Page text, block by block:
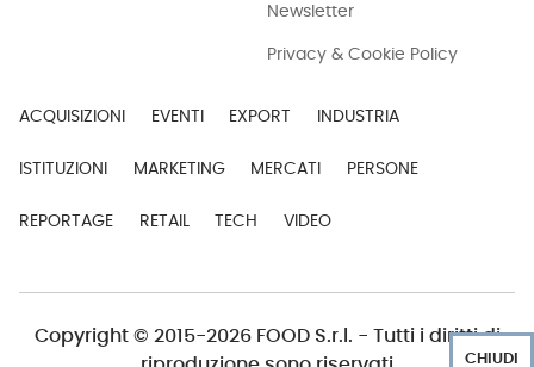
Newsletter
Privacy & Cookie Policy
ACQUISIZIONI EVENTI EXPORT INDUSTRIA
ISTITUZIONI MARKETING MERCATI PERSONE
REPORTAGE RETAIL TECH VIDEO
Copyright © 2015-2026 FOOD S.r.l. - Tutti i diritti di
CHIUDI